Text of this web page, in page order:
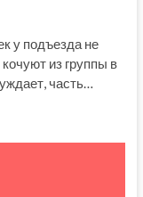
у подъезда не
из группы в
часть…